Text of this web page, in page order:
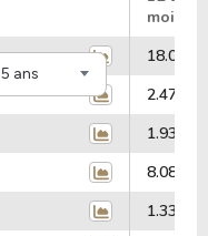
5 ans
mois
18.01
2.47
1.93
8.08
1.33